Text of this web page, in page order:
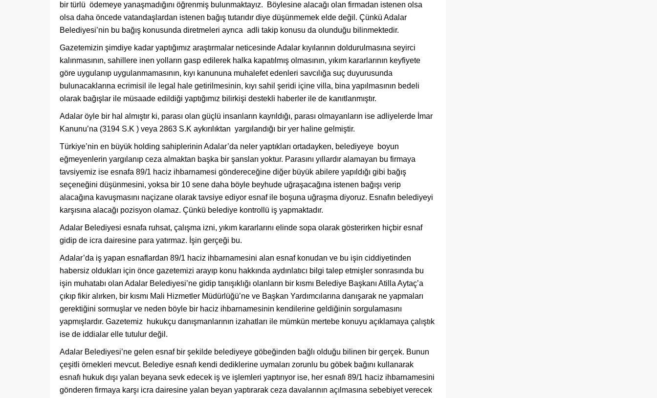
bir türlü ödemeye yanaşmadığını öğrenmiş bulunmaktayız. Böylesine alacağı olan firmadan istenen olsa
olsa daha öncede vatandaşlardan istenen bağış tutarıdır diye düşünmemek elde değil. Çünkü Adalar
Belediyesi’nin bu bağış konusunda diretmeleri ayrıca adli takip konusu da olunduğu bilinmektedir.
Gazetemizin şimdiye kadar yaptığımız araştırmalar neticesinde Adalar kıyılarının doldurulmasına seyirci
kalınmasının, sahillere inen yolların gasp edilerek halka kapatılmış olmasının, yıkım kararlarının keyfiyete
göre uygulanıp uygulanmamasının, kıyı kanununa muhalefet edenleri savcılığa suç duyurusunda
bulunacaklarına ecrimisil ile legal hale getirilmesinin, kıyı sahil şeridi içine villa, bina yapılmasının bedeli
olarak bağışlar ile müsaade edildiği yaptığımız bilirkişi destekli haberler ile de kanıtlanmıştır.
Adalar öyle bir hal almıştır ki, parası olan güçlü insanların kayrıldığı, parası olmayanların ise adliyelerde İmar
Kanunu’na (3194 S.K ) veya 2863 S.K aykırılıktan yargılandığı bir yer haline gelmiştir.
Türkiye’nin en büyük holding sahiplerinin Adalar’da neler yaptıkları ortadayken, belediyeye boyun
eğmeyenlerin yargılanıp ceza almaktan başka bir şansları yoktur. Parasını yıllardır alamayan bu firmaya
tavsiyemiz ise esnafa 89/1 haciz ihbarnamesi göndereceğine diğer büyük abilere yapıldığı gibi bağış
seçeneğini düşünmesini, yoksa bir 10 sene daha böyle beyhude uğraşacağına istenen bağışı verip
alacağına kavuşmasını naçizane olarak tavsiye ediyor esnaf ile boşuna uğraşma diyoruz. Esnafın belediyeyi
karşısına alacağı pozisyon olamaz. Çünkü belediye kontrollü iş yapmaktadır.
Adalar Belediyesi esnafa ruhsat, çalışma izni, yıkım kararlarını elinde sopa olarak gösterirken hiçbir esnaf
gidip de icra dairesine para yatırmaz. İşin gerçeği bu.
Adalar’da iş yapan esnaflardan 89/1 haciz ihbarnamesini alan esnaf konudan ve bu işin ciddiyetinden
habersiz oldukları için önce gazetemizi arayıp konu hakkında aydınlatıcı bilgi talep etmişler sonrasında bu
işin muhatabı olan Adalar Belediyesi’ne gidip tanışıklığı olanların bir kısmı Belediye Başkanı Atilla Aytaç’a
çıkıp fikir alırken, bir kısmı Mali Hizmetler Müdürlüğü’ne ve Başkan Yardımcılarına danışarak ne yapmaları
gerektiğini sormuşlar ve neden böyle bir haciz ihbarnamesinin kendilerine geldiğinin sorgulamasını
yapmışlardır. Gazetemiz hukukçu danışmanlarının izahatları ile mümkün mertebe konuyu açıklamaya çalıştık
ise de iddialar elle tutulur değil.
Adalar Belediyesi’ne gelen esnaf bir şekilde belediyeye göbeğinden bağlı olduğu bilinen bir gerçek. Bunun
çeşitli örnekleri mevcut. Belediye esnafı kendi dediklerine uymaları zorunlu bu göbek bağını kullanarak
esnafı hukuk dışı yalan beyana sevk edecek iş ve işlemleri yaptırıyor ise, her esnafı 89/1 haciz ihbarnamesini
gönderen firmaya karşı icra dairesine yalan beyan yaptırarak ceza davalarının açılmasına sebebiyet verecek